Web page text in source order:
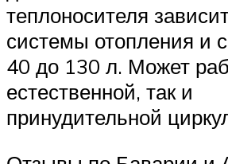
теплоносителя
системы отопления и
40 до 130 л. Может
естественной, так и
принудительной